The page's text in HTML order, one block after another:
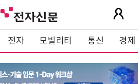
전자 모빌리티 통신 경제